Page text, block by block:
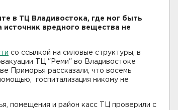
в ТЦ Владивостока, где мог быть
источник вредного вещества не
со ссылкой на силовые структуры, в
ТЦ "Реми" во Владивостоке
Приморья рассказали, что восемь
госпитализация никому не
помещения и район касс ТЦ проверили с